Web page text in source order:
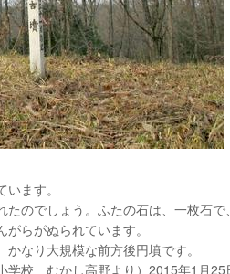
ます。
のでしょう。ふたの石は、一枚石で
らがぬられています。
なり大規模な前方後円墳です。
学校 むかし高野より）2015年1月25